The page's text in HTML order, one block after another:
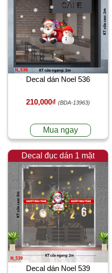
Decal dán Noel 536
210,000₫ (BDA-13963)
Mua ngay
Decal đục dán 1 mặt
Decal dán Noel 539